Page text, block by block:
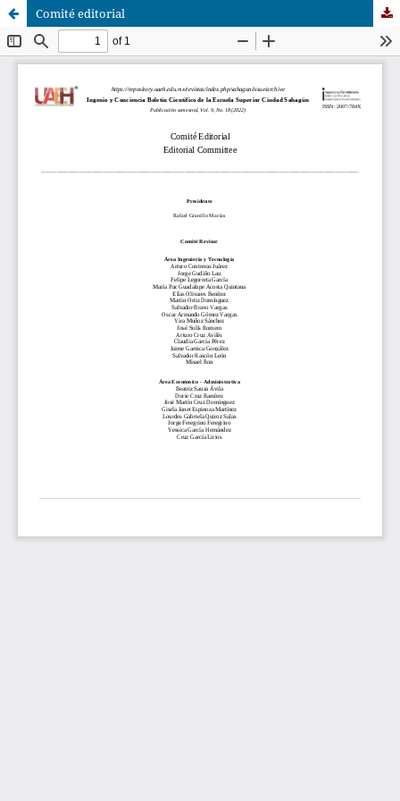
Comité editorial